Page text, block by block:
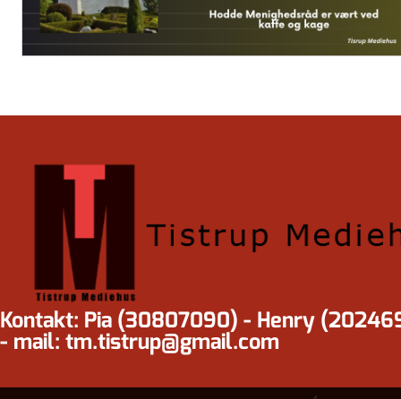
Kontakt: Pia (30807090) - Henry
- mail: tm.tistrup@gmail.com